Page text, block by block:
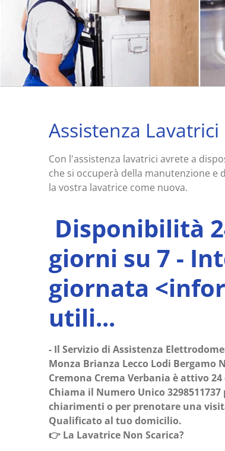
Assistenza Lavatrici
Con l'assistenza lavatrici avrete a
che si occuperà della manutenzione
la vostra lavatrice come nuova.
Disponibilità
giorni su 7 -
giornata
utili...
​- Il Servizio di Assistenza
Monza Brianza Lecco Lodi Bergamo
Cremona Crema Verbania è attivo 24
Chiama il Numero Unico
chiarimenti o per prenotare una
Qualificato al tuo domicilio.
👉 La Lavatrice Non Scarica?